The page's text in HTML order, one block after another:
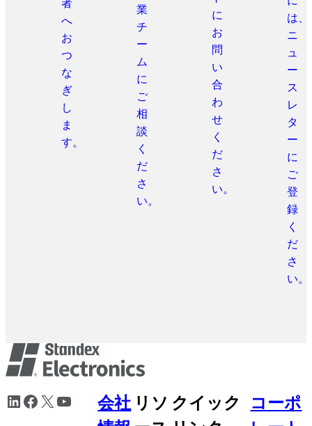
者
へ
お
つ
な
ぎ
し
ま
す。
業
チ
ー
ム
に
ご
相
談
く
だ
さ
い。
に
お
問
い
合
わ
せ
く
だ
さ
い。
は、
ニ
ュ
ー
ス
レ
タ
ー
に
ご
登
録
く
だ
さ
い。
LinkedIn
Facebook
X YouTube
タ
会社 リソ クイック
コーポ